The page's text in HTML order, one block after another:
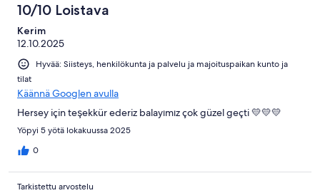
10/10 Loistava
Kerim
12.10.2025
Hyvää: Siisteys, henkilökunta ja palvelu ja majoituspaikan kunto ja
tilat
Käännä Googlen avulla
Hersey için teşekkür ederiz balayımız çok güzel geçti 💛💛💛
Yöpyi 5 yötä lokakuussa 2025
0
Tarkistettu arvostelu